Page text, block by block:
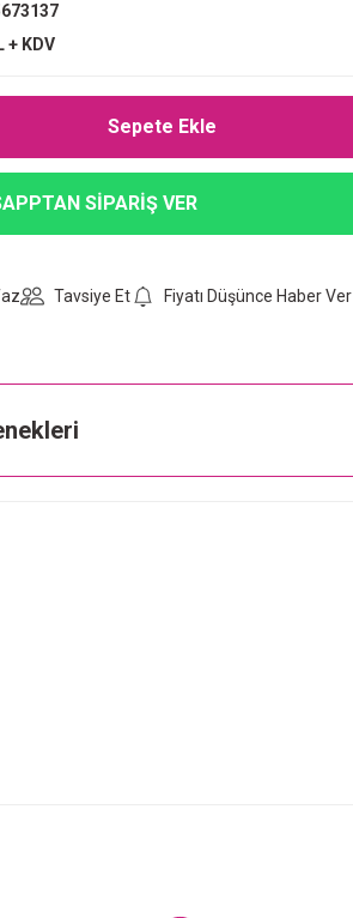
+ KDV
Sepete Ekle
SİPARİŞ VER
Tavsiye Et
Fiyatı Düşünce Haber Ver